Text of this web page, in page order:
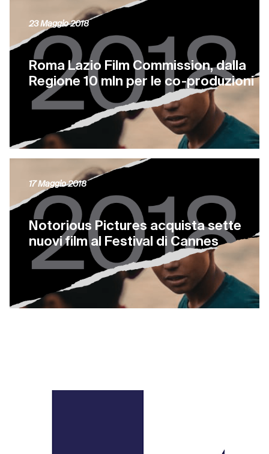
Roma Lazio Film Commission, dalla
Regione 10 mln per le co-produzioni
23 Maggio 2018
Notorious Pictures acquista sette
nuovi film al Festival di Cannes
17 Maggio 2018